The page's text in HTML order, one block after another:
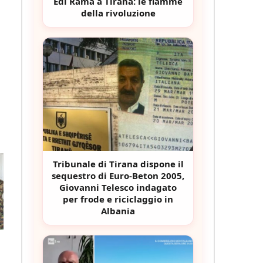
della rivoluzione
Tribunale di Tirana dispone il
sequestro di Euro-Beton 2005,
Giovanni Telesco indagato
per frode e riciclaggio in
Albania